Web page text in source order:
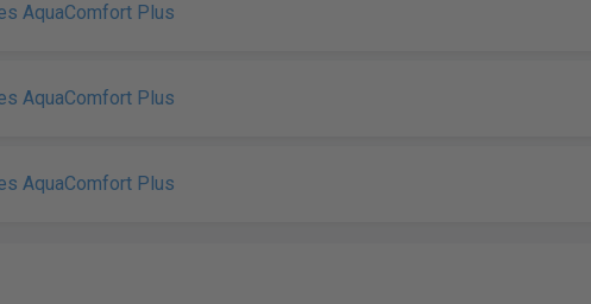
AquaComfort Plus
AquaComfort Plus
AquaComfort Plus